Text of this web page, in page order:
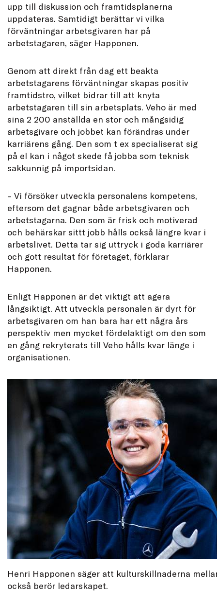
upp till diskussion och framtidsplanerna
uppdateras. Samtidigt berättar vi vilka
förväntningar arbetsgivaren har på
arbetstagaren, säger Happonen.
Genom att direkt från dag ett beakta
arbetstagarens förväntningar skapas positiv
framtidstro, vilket bidrar till att knyta
arbetstagaren till sin arbetsplats. Veho är med
sina 2 200 anställda en stor och mångsidig
arbetsgivare och jobbet kan förändras under
karriärens gång. Den som t ex specialiserat sig
på el kan i något skede få jobba som teknisk
sakkunnig på importsidan.
– Vi försöker utveckla personalens kompetens,
eftersom det gagnar både arbetsgivaren och
arbetstagarna. Den som är frisk och motiverad
och behärskar sittt jobb hålls också längre kvar i
arbetslivet. Detta tar sig uttryck i goda karriärer
och gott resultat för företaget, förklarar
Happonen.
Enligt Happonen är det viktigt att agera
långsiktigt. Att utveckla personalen är dyrt för
arbetsgivaren om han bara har ett några års
perspektiv men mycket fördelaktigt om den som
en gång rekryterats till Veho hålls kvar länge i
organisationen.
Henri Happonen säger att kulturskillnaderna
också berör ledarskapet.